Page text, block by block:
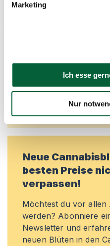
Marketing
Ich esse
Nur
Alle wichtigen Daten
machen. Melde dich
exklusive Angebote
Jetzt registrieren
Neue
besten Preise
verpassen!
Möchtest du vor
werden? Abonniere
Newsletter und
neuen Blüten in den